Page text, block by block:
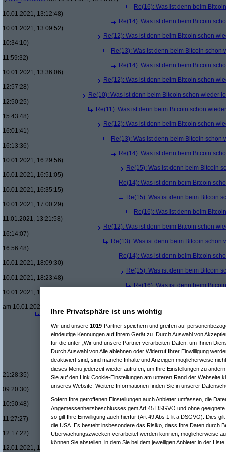
Re(16): Was ist denn beim
10.01.2021, 13:12:48)
Re(14): Was ist denn beim Bitcoin
10.01.2021, 13:09:52)
Re(12): Was ist denn beim Bitcoin schon
10:34:10)
Re(13): Was ist denn beim Bitcoin schon
11:59:32)
Re(14): Was ist denn beim Bitcoin
10.01.2021, 13:36:06)
Re(12): Was ist denn beim Bitcoin schon
12:57:28)
Re(10): Was ist denn beim Bitcoin schon wieder
12:50:25)
Re(11): Was ist denn beim Bitcoin schon
15:43:48)
Re(12): Was ist denn beim Bitcoin schon
16:01:41)
Re(13): Was ist denn beim Bitcoin schon
16:13:36)
Re(14): Was ist denn beim Bitcoin
10.01.2021, 16:29:56)
Re(15): Was ist denn beim Bitcoin
10.01.2021, 16:51:05)
Re(14): Was ist denn beim Bitcoin
10.01.2021, 16:35:15)
Re(15): Was ist denn beim Bitcoin
10.01.2021, 17:00:29)
Re(16): Was ist denn beim
11.01.2021, 13:21:58)
Re(12): Was ist denn beim Bitcoin schon
16:14:07)
Re(13): Was ist denn beim Bitcoin schon
16:56:48)
Re(14): Was ist denn beim Bitcoin
10.01.2021, 18:09:30)
Re(15): Was ist denn beim Bitcoin
10.01.2021, 18:23:48)
Re(16): Was ist denn beim
10.01.2021, 18:52:31)
am 10.01.2021, 19:08:54)
Re(4): Was ist denn beim Bitcoin schon wieder los?
Re(5): Was ist denn beim Bitcoin schon wieder los?
Re(6): Was ist denn beim Bitcoin schon wieder los?(
Re(7): Was ist denn beim Bitcoin schon wieder los?(
Re(8): Was ist denn beim Bitcoin schon wieder los?(
Re(8): Was ist denn beim Bitcoin schon wieder los?(
Re(9): Was ist denn beim Bitcoin schon wieder los?(
Re(10): Was ist denn beim Bitcoin schon wieder
21:28:35)
Re(10): Was ist denn beim Bitcoin schon wieder
09:20:30)
Re(11): Was ist denn beim Bitcoin schon
10:50:48)
Re(12): Was ist denn beim Bitcoin schon
11:27:27)
Re(13): Was ist denn beim Bitcoin schon
12:17:22)
Re(14): Was ist denn beim Bitcoin
12.01.2021, 12:23:39)
Ihre Privatsphäre ist uns wichtig
Wir und unsere 1019-Partner speichern und greifen auf
eindeutige Kennungen auf Ihrem Gerät zu. Durch Auswahl von
für die unter „Wir und unsere Partner verarbeiten Daten, um Ihnen
Durch Auswahl von Alle ablehnen oder Widerruf Ihrer Einwilligung
deaktiviert sind, sind manche Inhalte und Anzeigen möglicherweise
dieses Menü jederzeit wieder aufrufen, um Ihre Einstellungen zu
Sie auf den Link Cookie-Einstellungen am unteren Rand der Webseite
unseres Website. Weitere Informationen finden Sie in unserer
Sofern Ihre getroffenen Einstellungen auch Anbieter umfassen, die
Angemessenheitsbeschlusses gem Art 45 DSGVO und ohne
so gilt Ihre Einwilligung auch hierfür (Art 49 Abs 1 lit a DSGVO). Dies
die USA. Es besteht insbesondere das Risiko, dass Ihre Daten durch
Überwachungszwecken verarbeitet werden können, möglicherweise
können Sie abstellen, in dem Sie bei dem jeweiligen Anbieter in der